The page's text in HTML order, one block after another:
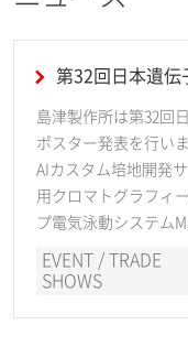
第32回日本遺伝
島津製作所は第32回
ポスター発表を行い
AIカスタム培地開発
用クロマトグラフィ
プ電気泳動システム
EVENT / TRADE
SHOWS